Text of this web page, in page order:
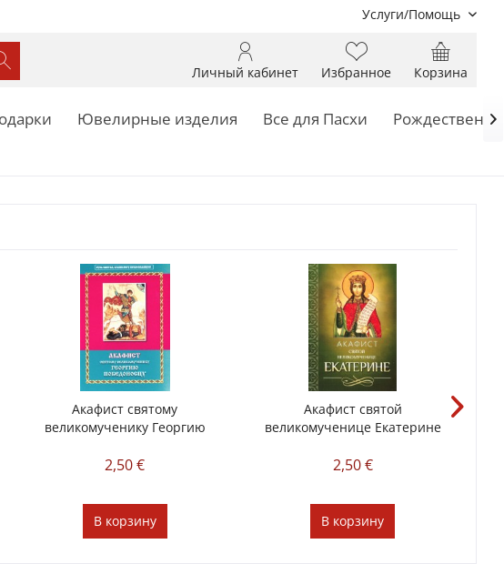
Услуги/Помощь
Корзина
Избранное
Личный кабинет
Ювелирные изделия Все для Пасхи 
Акафист святому
великомученику Георгию
2,50 €
В корзину
Акафист святой
великомученице Екатерине
2,50 €
В корзину